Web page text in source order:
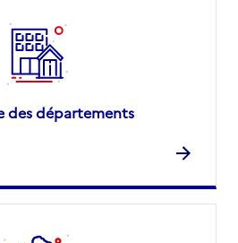
des départements